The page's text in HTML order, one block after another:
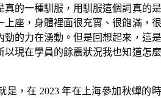
真的一種馴服，用馴服這個詞真的是
上座，身體裡面很充實、很飽滿，很
勁的力在湧動。但是回想起來，這是
以現在學員的餘震狀況我也知道怎麼
是，在 2023 年在上海參加秋蟬的時